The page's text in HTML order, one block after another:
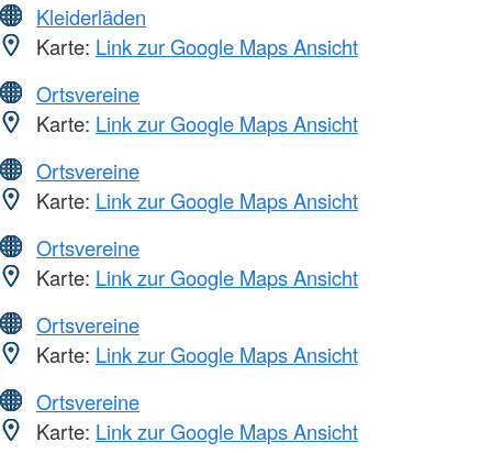
Kleiderläden
Karte: Link zur Google Maps Ansicht
Ortsvereine
Karte: Link zur Google Maps Ansicht
Ortsvereine
Karte: Link zur Google Maps Ansicht
Ortsvereine
Karte: Link zur Google Maps Ansicht
Ortsvereine
Karte: Link zur Google Maps Ansicht
Ortsvereine
Karte: Link zur Google Maps Ansicht